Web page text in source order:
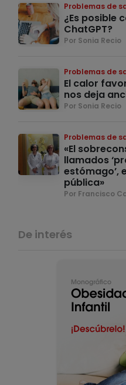
Problemas de
¿Es posible
ChatGPT?
Por Sonia Recio
Problemas de
El calor
nos deja
Por Sonia Recio
Problemas de
«El
llamados
estómago’,
pública»
Por Francisco
De interés